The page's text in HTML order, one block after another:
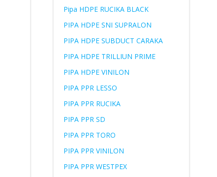
Pipa HDPE RUCIKA BLACK
PIPA HDPE SNI SUPRALON
PIPA HDPE SUBDUCT CARAKA
PIPA HDPE TRILLIUN PRIME
PIPA HDPE VINILON
PIPA PPR LESSO
PIPA PPR RUCIKA
PIPA PPR SD
PIPA PPR TORO
PIPA PPR VINILON
PIPA PPR WESTPEX